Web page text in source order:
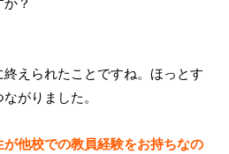
？
えられたことですね。ほっとす
がりました。
他校での教員経験をお持ちなの